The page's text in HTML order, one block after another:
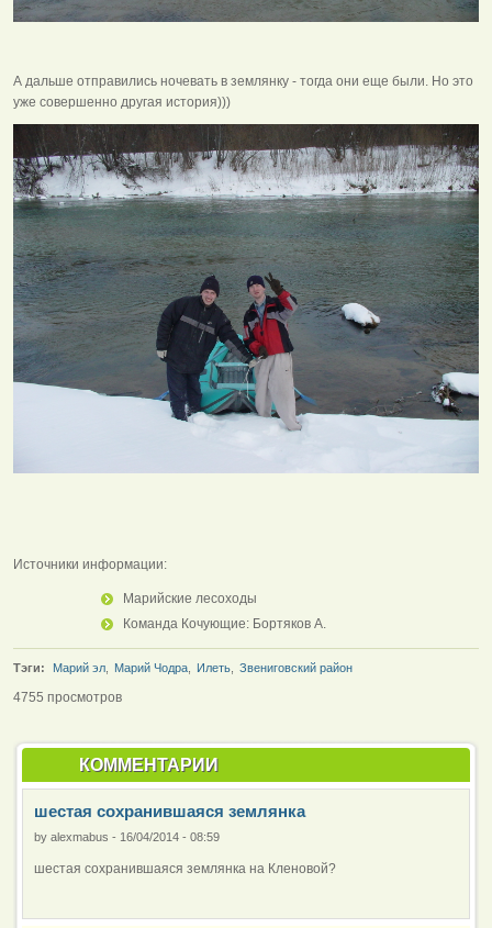
А дальше отправились ночевать в землянку - тогда они еще были. Но это
уже совершенно другая история)))
Источники информации:
Марийские лесоходы
Команда Кочующие: Бортяков А.
Тэги: Марий эл, Марий Чодра, Илеть, Звениговский район
4755 просмотров
КОММЕНТАРИИ
шестая сохранившаяся землянка
by alexmabus - 16/04/2014 - 08:59
шестая сохранившаяся землянка на Кленовой?